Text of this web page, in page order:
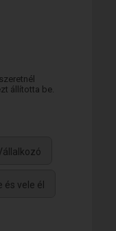
állította be.
és vele él